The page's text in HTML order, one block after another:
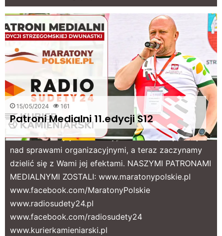
15/05/2024 161
Patroni Medialni 11.edycji S12
Ostatnie dni były dla nas wypełnione ciężką pracą
nad sprawami organizacyjnymi, a teraz zaczynamy
dzielić się z Wami jej efektami. NASZYMI PATRONAMI
MEDIALNYMI ZOSTALI: www.maratonypolskie.pl
www.facebook.com/MaratonyPolskie
www.radiosudety24.pl
www.facebook.com/radiosudety24
www.kurierkamieniarski.pl